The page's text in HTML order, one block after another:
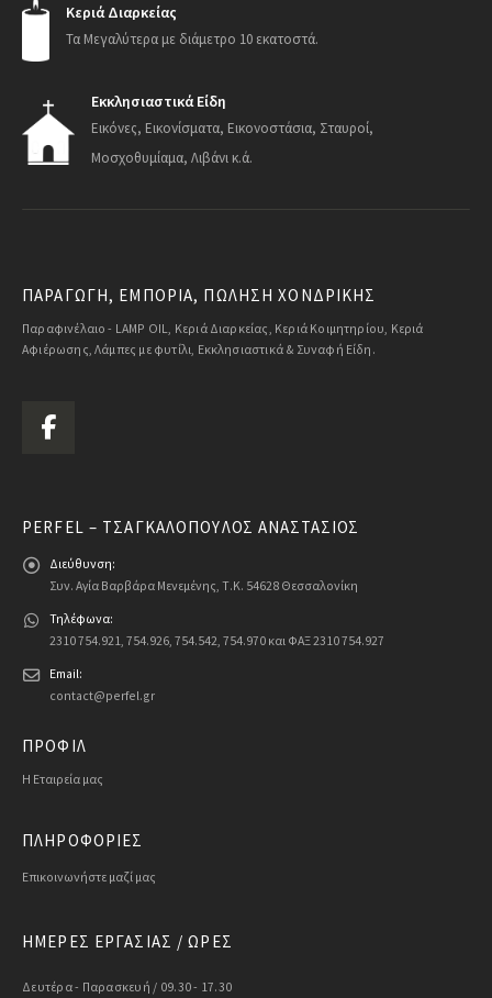
Κεριά Διαρκείας
Τα Μεγαλύτερα με διάμετρο 10 εκατοστά.
Εκκλησιαστικά Είδη
Εικόνες, Εικονίσματα, Εικονοστάσια, Σταυροί,
Μοσχοθυμίαμα, Λιβάνι κ.ά.
ΠΑΡΑΓΩΓΗ, ΕΜΠΟΡΙΑ, ΠΩΛΗΣΗ ΧΟΝΔΡΙΚΗΣ
Παραφινέλαιο - LAMP OIL, Κεριά Διαρκείας, Κεριά Κοιμητηρίου, Κεριά
Αφιέρωσης, Λάμπες με φυτίλι, Εκκλησιαστικά & Συναφή Είδη.
PERFEL – ΤΣΑΓΚΑΛΌΠΟΥΛΟΣ ΑΝΑΣΤΆΣΙΟΣ
Διεύθυνση:
Συν. Αγία Βαρβάρα Μενεμένης, Τ.Κ. 54628 Θεσσαλονίκη
Τηλέφωνα:
2310 754.921, 754.926, 754.542, 754.970 και ΦΑΞ 2310 754.927
Email:
contact@perfel.gr
ΠΡΟΦΙΛ
Η Εταιρεία μας
ΠΛΗΡΟΦΟΡΙΕΣ
Επικοινωνήστε μαζί μας
ΗΜΕΡΕΣ ΕΡΓΑΣΙΑΣ / ΩΡΕΣ
Δευτέρα - Παρασκευή / 09.30 - 17.30